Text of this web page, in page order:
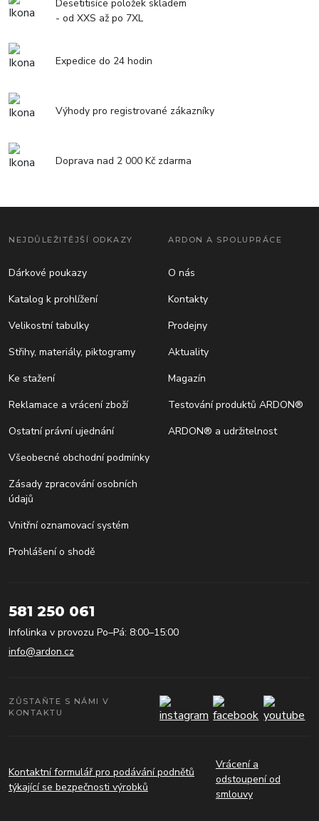
Desetitisíce položek skladem
- od XXS až po 7XL
Expedice do 24 hodin
Výhody pro registrované zákazníky
Doprava nad 2 000 Kč zdarma
NEJDŮLEŽITĚJŠÍ ODKAZY
Dárkové poukazy
Katalog k prohlížení
Velikostní tabulky
Střihy, materiály, piktogramy
Ke stažení
Reklamace a vrácení zboží
Ostatní právní ujednání
Všeobecné obchodní podmínky
Zásady zpracování osobních
údajů
Vnitřní oznamovací systém
Prohlášení o shodě
ARDON A SPOLUPRÁCE
O nás
Kontakty
Prodejny
Aktuality
Magazín
Testování produktů ARDON®
ARDON® a udržitelnost
581 250 061
Infolinka v provozu Po–Pá: 8:00–15:00
info@ardon.cz
ZŮSTAŇTE S NÁMI V
KONTAKTU
Kontaktní formulář pro podávání podnětů
týkající se bezpečnosti výrobků
Vrácení a
odstoupení od
smlouvy